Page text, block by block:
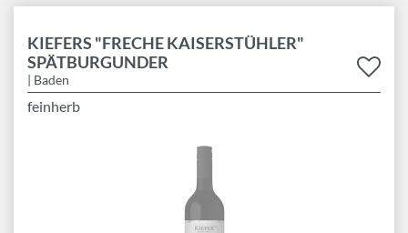
KIEFERS "FRECHE KAISERSTÜHLER"
SPÄTBURGUNDER
| Baden
feinherb